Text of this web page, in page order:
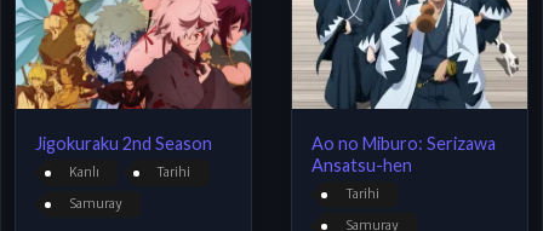
Jigokuraku 2nd Season
Kanlı
Tarihi
Samuray
Ao no Miburo: Serizawa
Ansatsu-hen
Tarihi
Samuray